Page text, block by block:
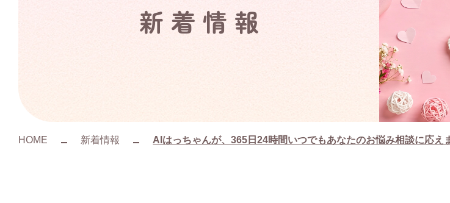
新着情報
HOME 新着情報 AIはっちゃんが、365日24時間いつでもあなたのお悩み相談に応え